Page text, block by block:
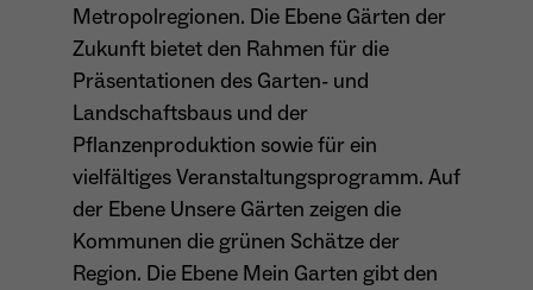
Laufzeit Ende der Sitzung
Zweck
Dieser Cookie teilt der Webseite mit, ob ein
Besucher im Typo3-Backend angemeldet ist
und die Rechte besitzt diese zu verwalten.
Name cookie_optin
Name _pk_ref.*
Anbieter Matomo
Laufzeit 6 Monate
Zweck Speichert die Herkunft des Besuchers.
Metropolregionen. Die Ebene Gärten der
Zukunft bietet den Rahmen für die
Präsentationen des Garten- und
Landschaftsbaus und der
Pflanzenproduktion sowie für ein
vielfältiges Veranstaltungsprogramm. Auf
der Ebene Unsere Gärten zeigen die
Kommunen die grünen Schätze der
Region. Die Ebene Mein Garten gibt den